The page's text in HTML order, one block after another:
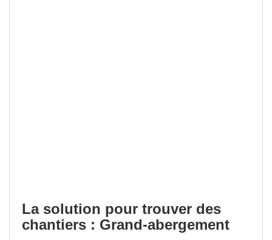
La solution pour trouver des
chantiers : Grand-abergement